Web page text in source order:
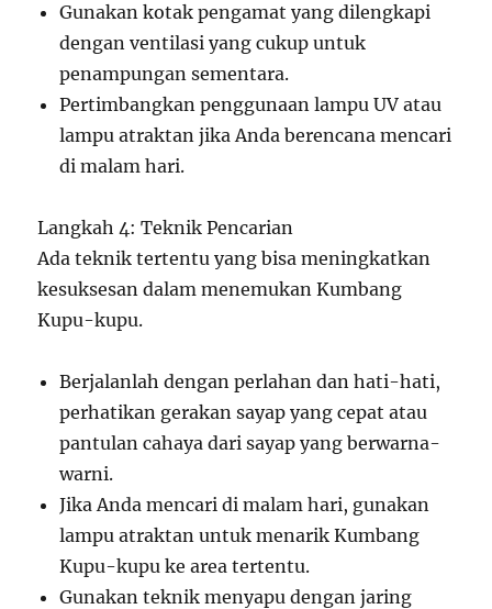
Gunakan kotak pengamat yang dilengkapi
dengan ventilasi yang cukup untuk
penampungan sementara.
Pertimbangkan penggunaan lampu UV atau
lampu atraktan jika Anda berencana mencari
di malam hari.
Langkah 4: Teknik Pencarian
Ada teknik tertentu yang bisa meningkatkan
kesuksesan dalam menemukan Kumbang
Kupu-kupu.
Berjalanlah dengan perlahan dan hati-hati,
perhatikan gerakan sayap yang cepat atau
pantulan cahaya dari sayap yang berwarna-
warni.
Jika Anda mencari di malam hari, gunakan
lampu atraktan untuk menarik Kumbang
Kupu-kupu ke area tertentu.
Gunakan teknik menyapu dengan jaring